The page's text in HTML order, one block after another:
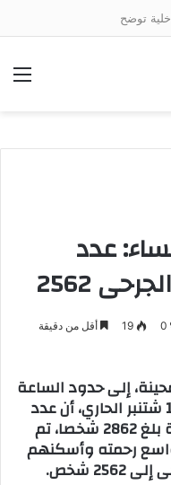
توضح
عدد
0
19 أقل من دقيقة
إلى حدود الساعة
السابعة مساء هذا اليوم الاثنين 11 شتنبر الحاري، أن عدد
الوفيات الذي خلفته الهزة الأرضية بلغ 2862 شخصا، تم
بواسع رحمته وأسكنهم
شخص.